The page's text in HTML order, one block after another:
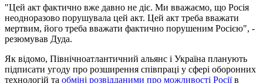
"Цей акт фактично вже давно не діє. Ми вважаємо, що Росія
неодноразово порушувала цей акт. Цей акт треба вважати
мертвим, його треба вважати фактично порушеним Росією", -
резюмував Дуда.
Як відомо, Північноатлантичний альянс і Україна планують
підписати угоду про розширення співпраці у сфері оборонних
технологій та обміні розвідданими про можливості Росіїв